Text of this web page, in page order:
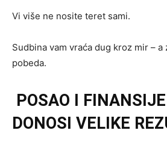
Vi više ne nosite teret sami.
Sudbina vam vraća dug kroz mir – a
pobeda.
POSAO I
DONOSI VELIKE